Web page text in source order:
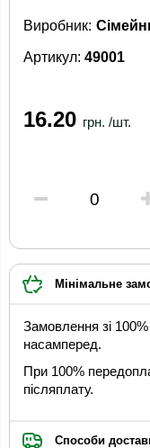
Артикул: 49001
Виробник:
16.20 грн. /шт.
Мінімальне
Замовлення зі
насамперед.
При 100%
післяплату.
Способи